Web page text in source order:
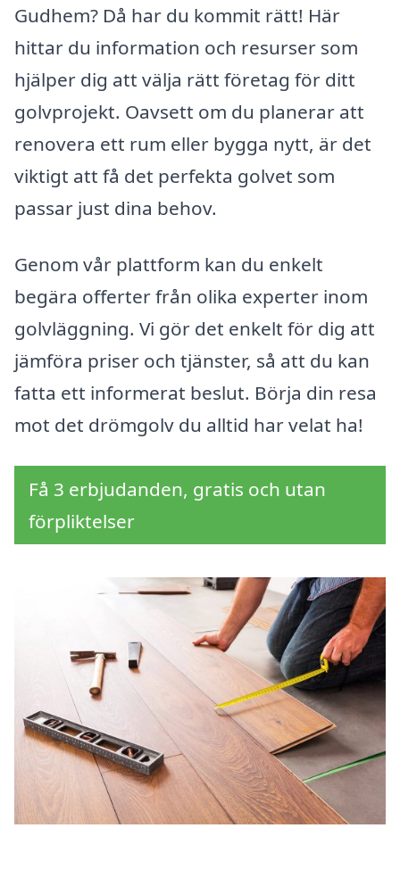
Gudhem? Då har du kommit rätt! Här
hittar du information och resurser som
hjälper dig att välja rätt företag för ditt
golvprojekt. Oavsett om du planerar att
renovera ett rum eller bygga nytt, är det
viktigt att få det perfekta golvet som
passar just dina behov.
Genom vår plattform kan du enkelt
begära offerter från olika experter inom
golvläggning. Vi gör det enkelt för dig att
jämföra priser och tjänster, så att du kan
fatta ett informerat beslut. Börja din resa
mot det drömgolv du alltid har velat ha!
Få 3 erbjudanden, gratis och utan
förpliktelser